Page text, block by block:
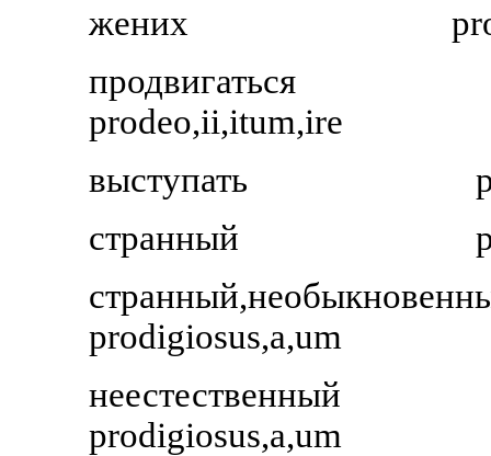
жених
продвигаться
prodeo,ii,itum,ire
выступать
странный
prodigiosus,a,um
неестественный
prodigiosus,a,um